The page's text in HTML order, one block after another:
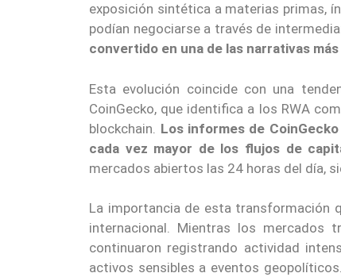
exposición sintética a materias primas,
podían negociarse a través de
convertido en una de las narrativas
Esta evolución coincide con una
CoinGecko, que identifica a los RWA
blockchain. Los informes de
cada vez mayor de los flujos de
mercados abiertos las 24 horas del día,
La importancia de esta transformación
internacional. Mientras los mercados
continuaron registrando actividad
activos sensibles a eventos geopolíticos.